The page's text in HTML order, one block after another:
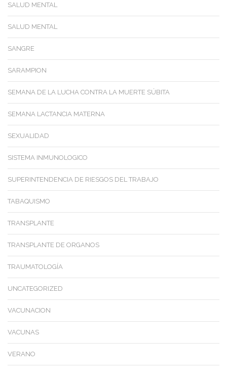
SALUD MENTAL
SALUD MENTAL
SANGRE
SARAMPION
SEMANA DE LA LUCHA CONTRA LA MUERTE SÚBITA
SEMANA LACTANCIA MATERNA
SEXUALIDAD
SISTEMA INMUNOLOGICO
SUPERINTENDENCIA DE RIESGOS DEL TRABAJO
TABAQUISMO
TRANSPLANTE
TRANSPLANTE DE ORGANOS
TRAUMATOLOGÍA
UNCATEGORIZED
VACUNACION
VACUNAS
VERANO